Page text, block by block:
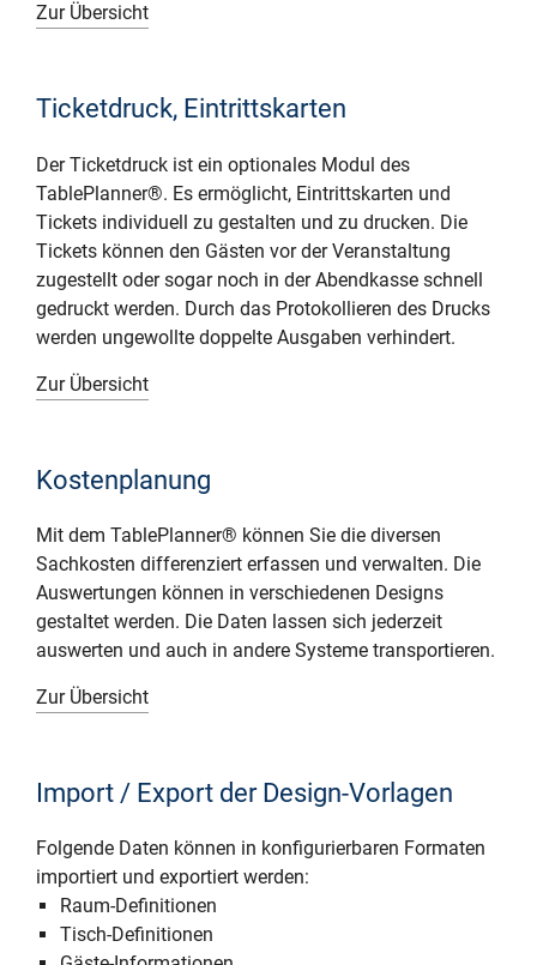
Zur Übersicht
Ticketdruck, Eintrittskarten
Der Ticketdruck ist ein optionales Modul des
TablePlanner®. Es ermöglicht, Eintrittskarten und
Tickets individuell zu gestalten und zu drucken. Die
Tickets können den Gästen vor der Veranstaltung
zugestellt oder sogar noch in der Abendkasse schnell
gedruckt werden. Durch das Protokollieren des Drucks
werden ungewollte doppelte Ausgaben verhindert.
Zur Übersicht
Kostenplanung
Mit dem TablePlanner® können Sie die diversen
Sachkosten differenziert erfassen und verwalten. Die
Auswertungen können in verschiedenen Designs
gestaltet werden. Die Daten lassen sich jederzeit
auswerten und auch in andere Systeme transportieren.
Zur Übersicht
Import / Export der Design-Vorlagen
Folgende Daten können in konfigurierbaren Formaten
importiert und exportiert werden:
Raum-Definitionen
Tisch-Definitionen